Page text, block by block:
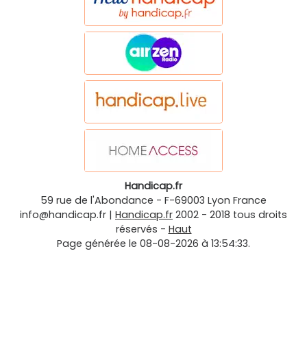
Handicap.fr
59 rue de l'Abondance - F-69003 Lyon France
info@handicap.fr | Handicap.fr 2002 - 2018 tous droits
réservés - Haut
Page générée le 08-08-2026 à 13:54:33.